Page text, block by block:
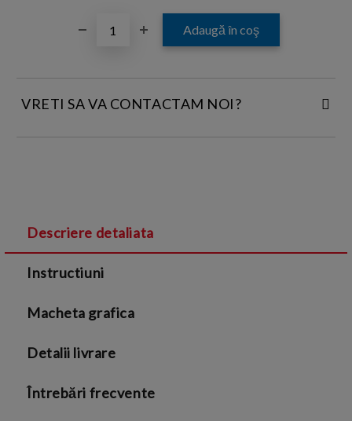
VRETI SA VA CONTACTAM NOI?
Politica de confidentialitate
Descriere detaliata
Instructiuni
Macheta grafica
Detalii livrare
Întrebări frecvente